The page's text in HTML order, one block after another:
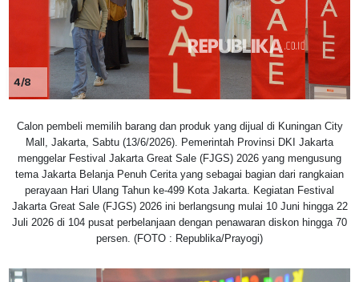
4/8
Calon pembeli memilih barang dan produk yang dijual di Kuningan City
Mall, Jakarta, Sabtu (13/6/2026). Pemerintah Provinsi DKI Jakarta
menggelar Festival Jakarta Great Sale (FJGS) 2026 yang mengusung
tema Jakarta Belanja Penuh Cerita yang sebagai bagian dari rangkaian
perayaan Hari Ulang Tahun ke-499 Kota Jakarta. Kegiatan Festival
Jakarta Great Sale (FJGS) 2026 ini berlangsung mulai 10 Juni hingga 22
Juli 2026 di 104 pusat perbelanjaan dengan penawaran diskon hingga 70
persen. (FOTO : Republika/Prayogi)